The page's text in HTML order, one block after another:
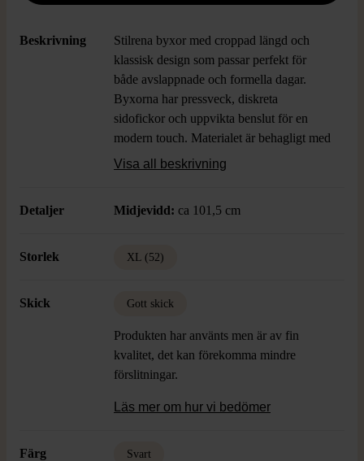
Beskrivning
Stilrena byxor med croppad längd och
klassisk design som passar perfekt för
både avslappnade och formella dagar.
Byxorna har pressveck, diskreta
sidofickor och uppvikta benslut för en
modern touch. Materialet är behagligt med
viss stretch för extra komfort och
Visa all beskrivning
Detaljer Midjevidd: ca 101,5 cm
Storlek XL (52)
Skick Gott skick
Produkten har använts men är av fin
kvalitet, det kan förekomma mindre
förslitningar.
Läs mer om hur vi bedömer
Färg Svart